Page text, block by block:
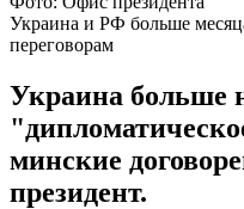
Украина и РФ больше
переговорам
Украина больше
минские
президент.